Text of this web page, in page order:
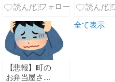
ウィルキ
【悲報】町の
お弁当屋さん
全て表示